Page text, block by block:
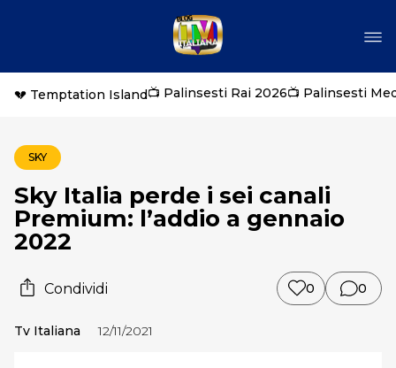
💔 Temptation Island📺 Palinsesti Rai 2026📺 Palinsesti
SKY
Sky Italia perde i sei canali
Premium: l’addio a gennaio
2022
Condividi 0 0
Tv Italiana 12/11/2021